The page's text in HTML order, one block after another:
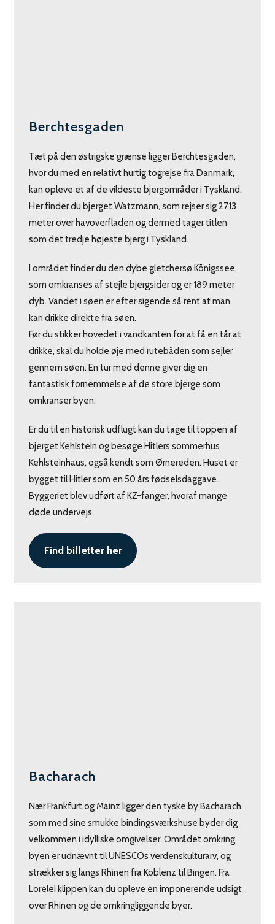
Berchtesgaden
Tæt på den østrigske grænse ligger Berchtesgaden,
hvor du med en relativt hurtig togrejse fra Danmark,
kan opleve et af de vildeste bjergområder i Tyskland.
Her finder du bjerget Watzmann, som rejser sig 2713
meter over havoverfladen og dermed tager titlen
som det tredje højeste bjerg i Tyskland.
I området finder du den dybe gletchersø Königssee,
som omkranses af stejle bjergsider og er 189 meter
dyb. Vandet i søen er efter sigende så rent at man
kan drikke direkte fra søen.
Før du stikker hovedet i vandkanten for at få en tår at
drikke, skal du holde øje med rutebåden som sejler
gennem søen. En tur med denne giver dig en
fantastisk fornemmelse af de store bjerge som
omkranser byen.
Er du til en historisk udflugt kan du tage til toppen af
bjerget Kehlstein og besøge Hitlers sommerhus
Kehlsteinhaus, også kendt som Ørnereden. Huset er
bygget til Hitler som en 50 års fødselsdaggave.
Byggeriet blev udført af KZ-fanger, hvoraf mange
døde undervejs.
Find billetter her
Bacharach
Nær Frankfurt og Mainz ligger den tyske by Bacharach,
som med sine smukke bindingsværkshuse byder dig
velkommen i idylliske omgivelser. Området omkring
byen er udnævnt til UNESCOs verdenskulturarv, og
strækker sig langs Rhinen fra Koblenz til Bingen. Fra
Lorelei klippen kan du opleve en imponerende udsigt
over Rhinen og de omkringliggende byer.